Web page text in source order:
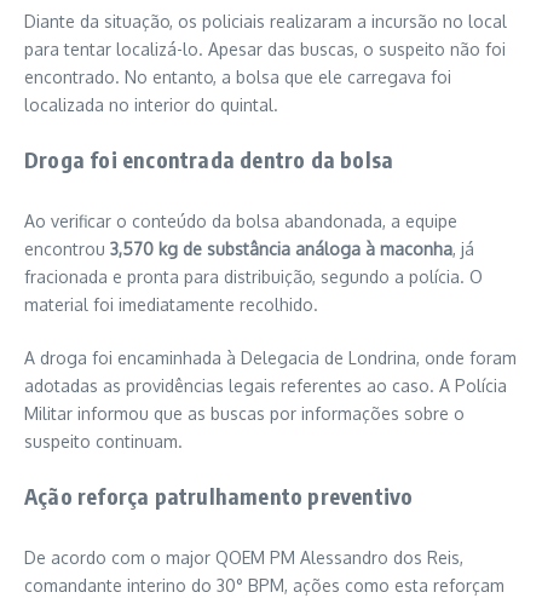
Diante da situação, os policiais realizaram a incursão no local
para tentar localizá-lo. Apesar das buscas, o suspeito não foi
encontrado. No entanto, a bolsa que ele carregava foi
localizada no interior do quintal.
Droga foi encontrada dentro da bolsa
Ao verificar o conteúdo da bolsa abandonada, a equipe
encontrou 3,570 kg de substância análoga à maconha, já
fracionada e pronta para distribuição, segundo a polícia. O
material foi imediatamente recolhido.
A droga foi encaminhada à Delegacia de Londrina, onde foram
adotadas as providências legais referentes ao caso. A Polícia
Militar informou que as buscas por informações sobre o
suspeito continuam.
Ação reforça patrulhamento preventivo
De acordo com o major QOEM PM Alessandro dos Reis,
comandante interino do 30° BPM, ações como esta reforçam